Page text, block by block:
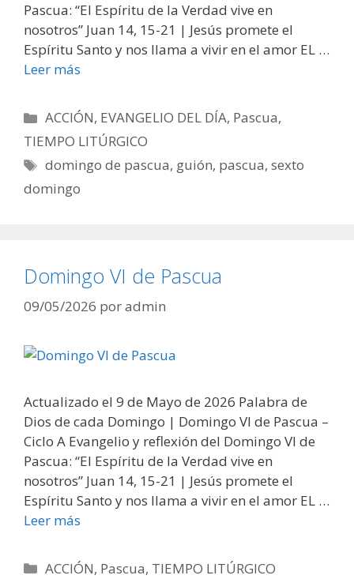
Pascua: “El Espíritu de la Verdad vive en
nosotros” Juan 14, 15-21 | Jesús promete el
Espíritu Santo y nos llama a vivir en el amor EL …
Leer más
Categorías
ACCIÓN, EVANGELIO DEL DÍA, Pascua,
TIEMPO LITÚRGICO
Etiquetas
domingo de pascua, guión, pascua,sexto
domingo
Domingo VI de Pascua
09/05/2026 poradmin
Actualizado el 9 de Mayo de 2026 Palabra de
Dios de cada Domingo | Domingo VI de Pascua –
Ciclo A Evangelio y reflexión del Domingo VI de
Pascua: “El Espíritu de la Verdad vive en
nosotros” Juan 14, 15-21 | Jesús promete el
Espíritu Santo y nos llama a vivir en el amor EL …
Leer más
Categorías
ACCIÓN, Pascua, TIEMPO LITÚRGICO